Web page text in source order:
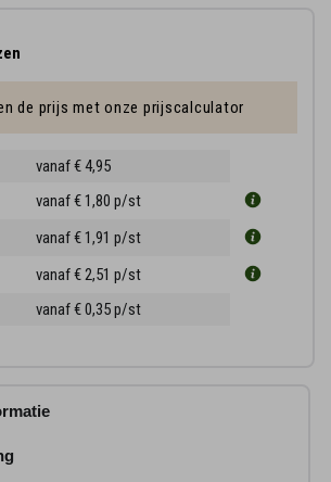
de prijs met onze prijscalculator
vanaf € 4,95
vanaf € 1,80 p/st
vanaf € 1,91 p/st
vanaf € 2,51 p/st
vanaf € 0,35p/st